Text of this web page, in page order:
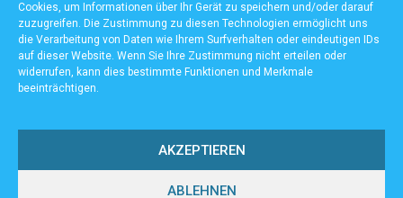
Cookies, um Informationen über Ihr Gerät zu speichern und/oder darauf
zuzugreifen. Die Zustimmung zu diesen Technologien ermöglicht uns
die Verarbeitung von Daten wie Ihrem Surfverhalten oder eindeutigen IDs
auf dieser Website. Wenn Sie Ihre Zustimmung nicht erteilen oder
widerrufen, kann dies bestimmte Funktionen und Merkmale
beeinträchtigen.
AKZEPTIEREN
ABLEHNEN